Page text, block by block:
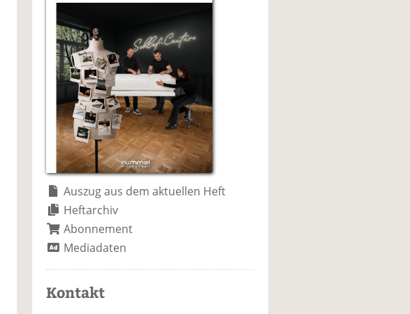
Auszug aus dem aktuellen Heft
Heftarchiv
Abonnement
Mediadaten
Kontakt